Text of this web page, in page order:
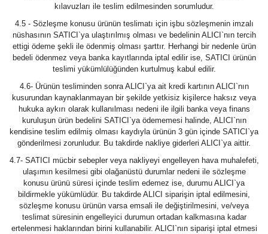
kılavuzları ile teslim edilmesinden sorumludur.
4.5 - Sözleşme konusu ürünün teslimatı için işbu sözleşmenin imzalı
nüshasının SATICI`ya ulaştırılmış olması ve bedelinin ALICI`nın tercih
ettigi ödeme şekli ile ödenmiş olması şarttır. Herhangi bir nedenle ürün
bedeli ödenmez veya banka kayıtlarında iptal edilir ise, SATICI ürünün
teslimi yükümlülüğünden kurtulmuş kabul edilir.
4.6- Ürünün tesliminden sonra ALICI`ya ait kredi kartının ALICI`nın
kusurundan kaynaklanmayan bir şekilde yetkisiz kişilerce haksız veya
hukuka aykırı olarak kullanılması nedeni ile ilgili banka veya finans
kuruluşun ürün bedelini SATICI`ya ödememesi halinde, ALICI`nın
kendisine teslim edilmiş olması kaydıyla ürünün 3 gün içinde SATICI`ya
gönderilmesi zorunludur. Bu takdirde nakliye giderleri ALICI`ya aittir.
4.7- SATICI mücbir sebepler veya nakliyeyi engelleyen hava muhalefeti,
ulaşımın kesilmesi gibi olağanüstü durumlar nedeni ile sözleşme
konusu ürünü süresi içinde teslim edemez ise, durumu ALICI`ya
bildirmekle yükümlüdür. Bu takdirde ALICI siparişin iptal edilmesini,
sözleşme konusu ürünün varsa emsali ile değiştirilmesini, ve/veya
teslimat süresinin engelleyici durumun ortadan kalkmasına kadar
ertelenmesi haklarından birini kullanabilir. ALICI`nın siparişi iptal etmesi